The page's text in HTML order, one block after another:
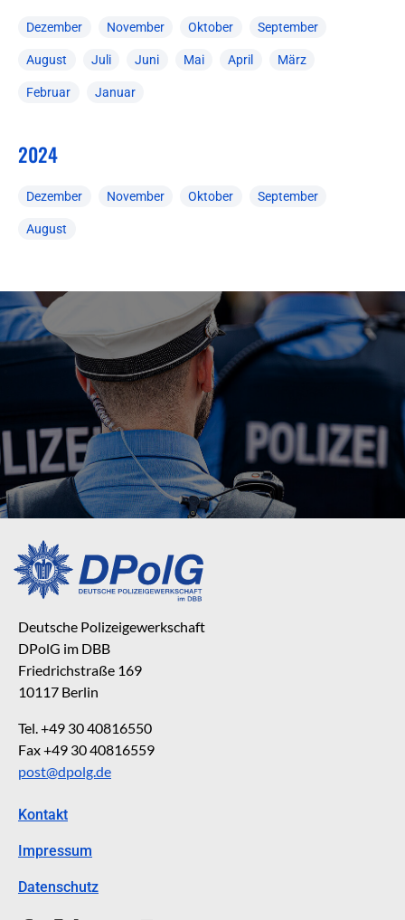
Dezember November Oktober September
August Juli Juni Mai April März
Februar Januar
2024
Dezember November Oktober September
August
Deutsche Polizeigewerkschaft
DPolG im DBB
Friedrichstraße 169
10117 Berlin
Tel. +49 30 40816550
Fax +49 30 40816559
post@dpolg.de
Kontakt
Impressum
Datenschutz